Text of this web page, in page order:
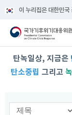
이 누리집은 대한민
탄녹일상, 지금은
탄소중립 그리고
검색 옵션선택